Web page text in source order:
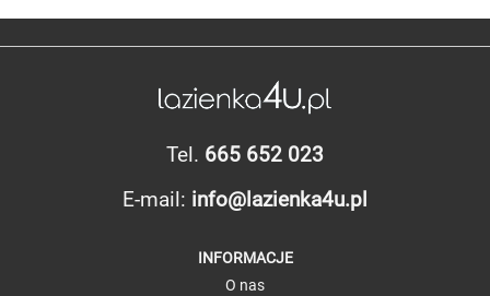
Tel. 665 652 023
E-mail: info@lazienka4u.pl
INFORMACJE
O nas